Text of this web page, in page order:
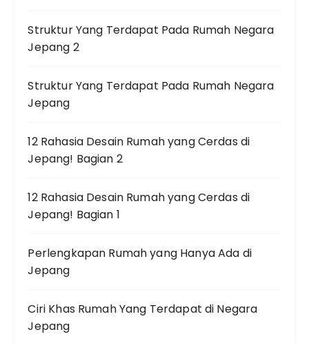
Struktur Yang Terdapat Pada Rumah Negara
Jepang 2
Struktur Yang Terdapat Pada Rumah Negara
Jepang
12 Rahasia Desain Rumah yang Cerdas di
Jepang! Bagian 2
12 Rahasia Desain Rumah yang Cerdas di
Jepang! Bagian 1
Perlengkapan Rumah yang Hanya Ada di
Jepang
Ciri Khas Rumah Yang Terdapat di Negara
Jepang